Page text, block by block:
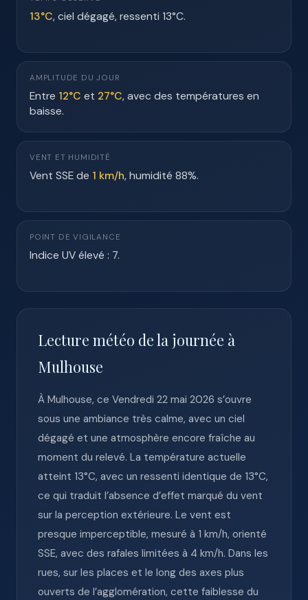
13°C, ciel dégagé, ressenti 13°C.
AMPLITUDE DU JOUR
Entre 12°C et 27°C, avec des températures en
baisse.
VENT ET HUMIDITÉ
Vent SSE de 1 km/h, humidité 88%.
POINT DE VIGILANCE
Indice UV élevé : 7.
Lecture météo de la journée à
Mulhouse
À Mulhouse, ce Vendredi 22 mai 2026 s’ouvre
sous une ambiance très calme, avec un ciel
dégagé et une atmosphère encore fraîche au
moment du relevé. La température actuelle
atteint 13°C, avec un ressenti identique de 13°C,
ce qui traduit l’absence d’effet marqué du vent
sur la perception extérieure. Le vent est
presque imperceptible, mesuré à 1 km/h, orienté
SSE, avec des rafales limitées à 4 km/h. Dans les
rues, sur les places et le long des axes plus
ouverts de l’agglomération, cette faiblesse du